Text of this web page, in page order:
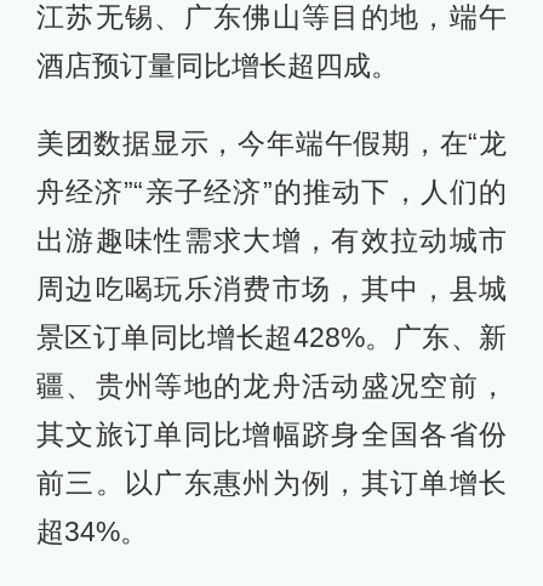
江苏无锡、广东佛山等目的地，端午
酒店预订量同比增长超四成。
美团数据显示，今年端午假期，在“龙
舟经济”“亲子经济”的推动下，人们的
出游趣味性需求大增，有效拉动城市
周边吃喝玩乐消费市场，其中，县城
景区订单同比增长超428%。广东、新
疆、贵州等地的龙舟活动盛况空前，
其文旅订单同比增幅跻身全国各省份
前三。以广东惠州为例，其订单增长
超34%。